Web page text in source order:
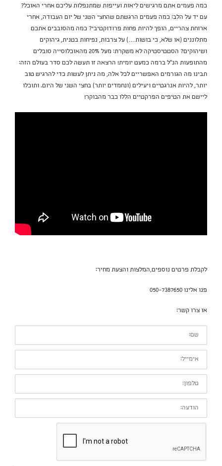
כמה פעמים אתם מרגישים ליאות ועייפות שמתנפלות עליכם אחרי האוכל?
עם יד על הלב: כמה פעמים הרגשתם שהחצי השני של יום העבודה, אחרי
ארוחת צהריים, הופך להיות פחות פרודוקטיבי? כמה מהסובבים אתכם
מתלוננים (או שלא, כי בושות…) על צרבות, נפיחות בטנית, גיהוקים
ושיהוקים? הסטטיסטיקה לא משקרת: מעל 20% מהאוכלוסייה סובלים
מהתופעות הנ"ל ברמה כמעט יומית! הרצאה זו תעשה לכם סדר בעולם הזה:
תבינו מה הגורמים האפשריים לכל אלה, מה ניתן לעשות כדי להרגיש טוב
יותר, להיות אנרגטיים ויעילים (ונחמדים יותר) בחצי השני של היום. ותוכלו
ליישם את הטיפים הפרקטיים הללו כבר מהבוקר!
לקבלת פרטים נוספים,המלצות והצעת מחיר:
פנו אלינו 050-7387650
או צרו קשר:
שם:
אימייל:
טלפון:
הודעה: